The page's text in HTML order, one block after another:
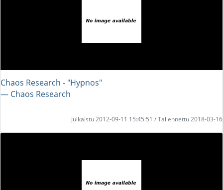
Chaos Research - "Hypnos"
― Chaos Research
Julkaistu 2012-09-11 15:45:51 / Tallennettu 2018-03-16